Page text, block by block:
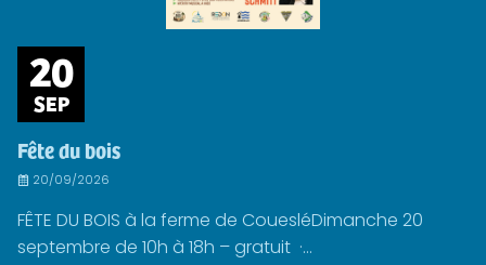
20
SEP
Fête du bois
20/09/2026
FÊTE DU BOIS à la ferme de CouesléDimanche 20
septembre de 10h à 18h – gratuit ·...